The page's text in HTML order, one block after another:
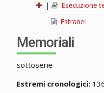
|
Esecuzione
Estranei
Memoriali
sottoserie
Estremi cronologici: